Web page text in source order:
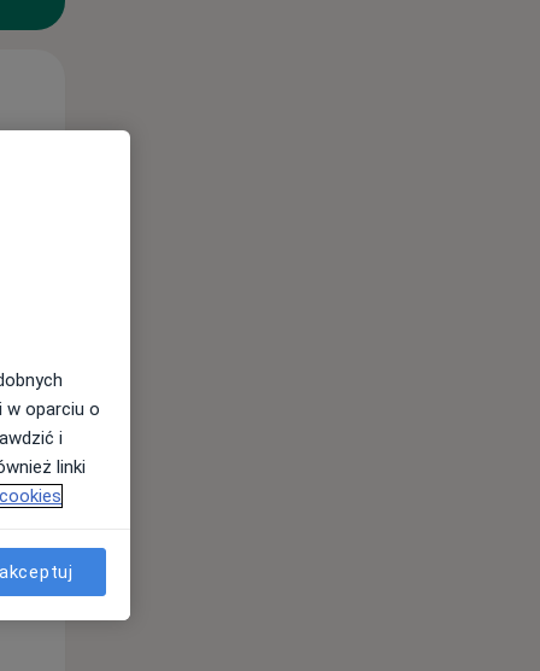
Czw,
13 Sie
w oparciu o
i
linki